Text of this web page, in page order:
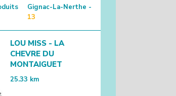
Gignac-La-Nerthe -
13
LOU MISS - LA
CHEVRE DU
MONTAIGUET
25.33 km